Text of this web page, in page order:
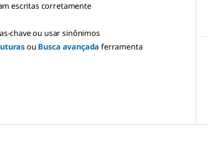
escritas corretamente
chave ou usar sinônimos
ou Busca avançada ferramenta